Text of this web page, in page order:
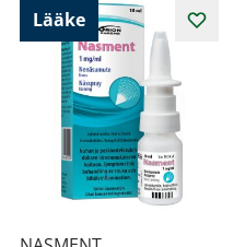
Lääke